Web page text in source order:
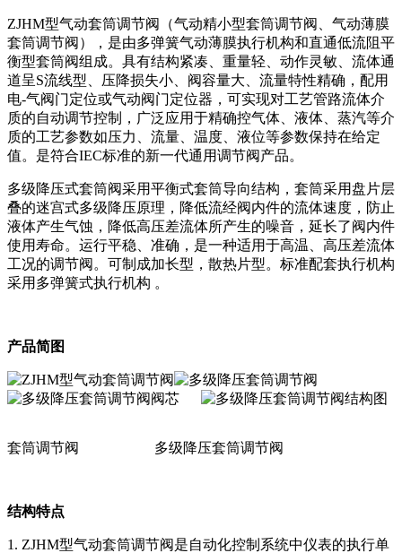
ZJHM型气动套筒调节阀（气动精小型套筒调节阀、气动薄膜
套筒调节阀），是由多弹簧气动薄膜执行机构和直通低流阻平
衡型套筒阀组成。具有结构紧凑、重量轻、动作灵敏、流体通
道呈S流线型、压降损失小、阀容量大、流量特性精确，配用
电-气阀门定位或气动阀门定位器，可实现对工艺管路流体介
质的自动调节控制，广泛应用于精确控气体、液体、蒸汽等介
质的工艺参数如压力、流量、温度、液位等参数保持在给定
值。是符合IEC标准的新一代通用调节阀产品。
多级降压式套筒阀采用平衡式套筒导向结构，套筒采用盘片层
叠的迷宫式多级降压原理，降低流经阀内件的流体速度，防止
液体产生气蚀，降低高压差流体所产生的噪音，延长了阀内件
使用寿命。运行平稳、准确，是一种适用于高温、高压差流体
工况的调节阀。可制成加长型，散热片型。标准配套执行机构
采用多弹簧式执行机构 。
产品简图
套筒调节阀 多级降压套筒调节阀
结构特点
1. ZJHM型气动套筒调节阀是自动化控制系统中仪表的执行单